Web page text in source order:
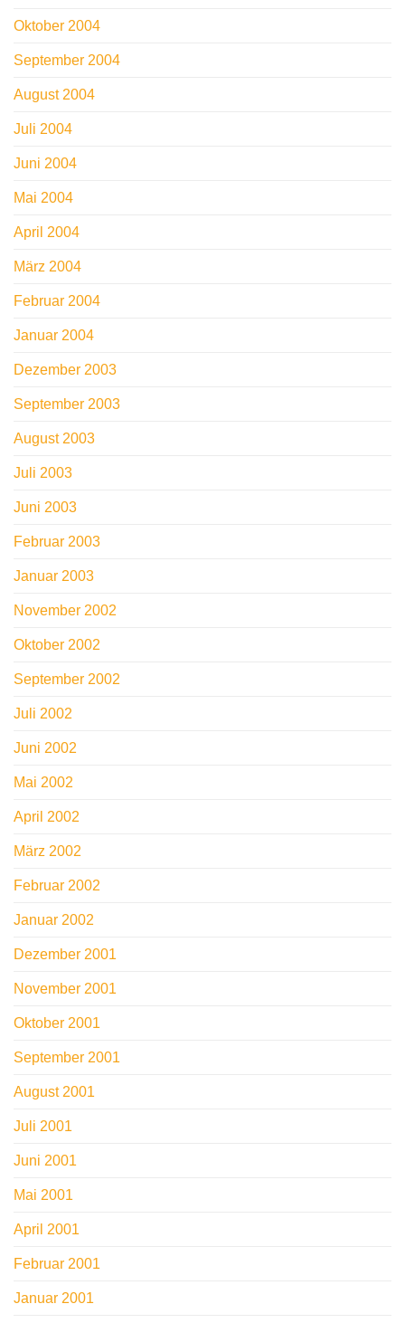
Oktober 2004
September 2004
August 2004
Juli 2004
Juni 2004
Mai 2004
April 2004
März 2004
Februar 2004
Januar 2004
Dezember 2003
September 2003
August 2003
Juli 2003
Juni 2003
Februar 2003
Januar 2003
November 2002
Oktober 2002
September 2002
Juli 2002
Juni 2002
Mai 2002
April 2002
März 2002
Februar 2002
Januar 2002
Dezember 2001
November 2001
Oktober 2001
September 2001
August 2001
Juli 2001
Juni 2001
Mai 2001
April 2001
Februar 2001
Januar 2001